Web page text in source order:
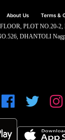
About Us Terms &
PLOT NO.20-
DHANTOLI